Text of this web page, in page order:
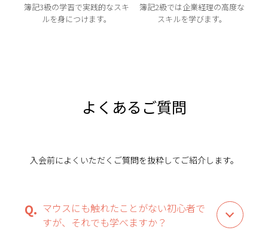
簿記3級の学習で実践的なスキ
ルを身につけます。
簿記2級では企業経理の高度な
スキルを学びます。
よくあるご質問
入会前によくいただくご質問を抜粋してご紹介します。
マウスにも触れたことがない初心者で
すが、それでも学べますか？